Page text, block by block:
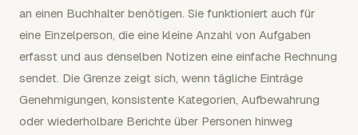
an einen Buchhalter benötigen. Sie funktioniert auch für
eine Einzelperson, die eine kleine Anzahl von Aufgaben
erfasst und aus denselben Notizen eine einfache Rechnung
sendet. Die Grenze zeigt sich, wenn tägliche Einträge
Genehmigungen, konsistente Kategorien, Aufbewahrung
oder wiederholbare Berichte über Personen hinweg